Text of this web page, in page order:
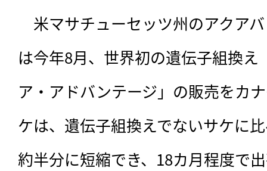
米マサチューセッツ州のアクア
は今年8月、世界初の遺伝子組換え
ア・アドバンテージ」の販売をカ
ケは、遺伝子組換えでないサケに
約半分に短縮でき、18カ月程度で